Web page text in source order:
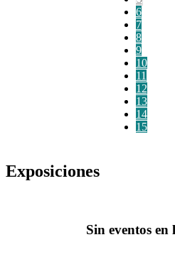
6
7
8
9
10
11
12
13
14
15
Exposiciones
Sin eventos en